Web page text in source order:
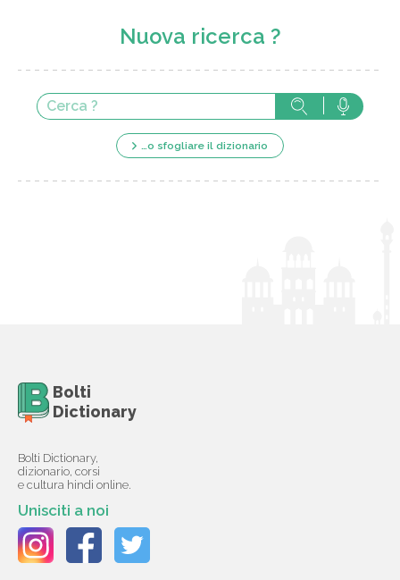
Nuova ricerca ?
…o sfogliare il dizionario
Bolti
Dictionary
Bolti Dictionary,
dizionario, corsi
e cultura hindi online.
Unisciti a noi